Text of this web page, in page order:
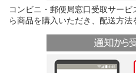
コンビニ・郵便局窓口受取サー
ら商品を購入いただき、配送方法